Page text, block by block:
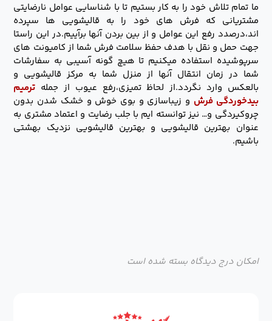
ما تمام تلاش خود را به کار بستیم تا با شناسایی عوامل نارضایتی
مشتریانی که فرش های خود را به قالیشویی ها سپرده
اند،درصدد رفع این عوامل و از بین بردن آنها برآییم.در این راستا
جهت حمل و نقل با هدف حفظ سلامت فرش شما از کامیونت های
سرپوشیده استفاده میکنیم تا هیچ گونه آسیبی به سفارشات
شما در زمان انتقال آنها از منزل شما به مرکز قالیشویی و
بالعکس وارد نگردد.از لحاظ تمیزی،رفع عیوب از جمله ترمیم
بیدخوردگی فرش و زیباسازی و بوی خوش و خشک شدن بدون
چروکیردگی و… نیز توانسته ایم با جلب رضایت و اعتماد مشتری به
عنوان بهترین قالیشویی و بهترین قالیشویی نزدیک بهشتی
باشیم.
امکان درج دیدگاه بسته شده است